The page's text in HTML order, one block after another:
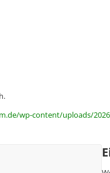
wp-content/uploads/